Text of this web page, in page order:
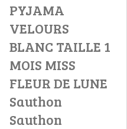
PYJAMA
VELOURS
BLANC TAILLE 1
MOIS MISS
FLEUR DE LUNE
Sauthon
Sauthon